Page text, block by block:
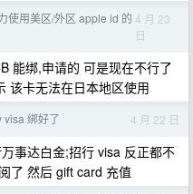
使用美区/外区 apple id 的 4 月 23
日
能绑,申请的 可是现在不行了
该卡无法在日本地区使用
绑好了 4 月 22 日
事达白金;招行 visa 反正都不
了 然后 gift card 充值